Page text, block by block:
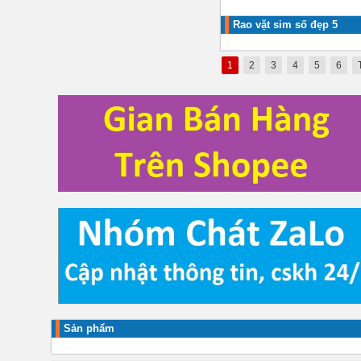
Rao vặt sim số đẹp 5
1 2 3 4 5 6
Sản phẩm